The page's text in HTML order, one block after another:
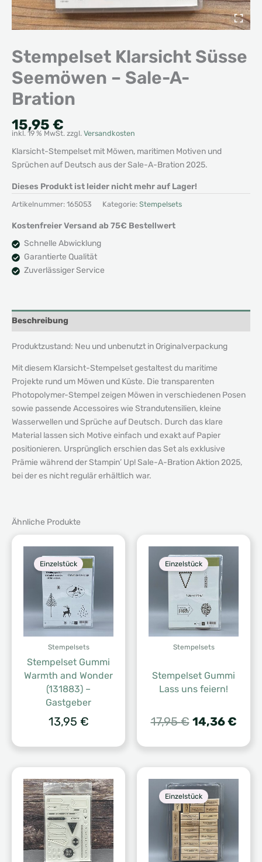
Stempelset Klarsicht Süsse
Seemöwen – Sale-A-
Bration
15,95 €
inkl. 19 % MwSt. zzgl. Versandkosten
Klarsicht-Stempelset mit Möwen, maritimen Motiven und
Sprüchen auf Deutsch aus der Sale-A-Bration 2025.
Dieses Produkt ist leider nicht mehr auf Lager!
Artikelnummer: 165053 Kategorie: Stempelsets
Kostenfreier Versand ab 75€ Bestellwert
Schnelle Abwicklung
Garantierte Qualität
Zuverlässiger Service
Beschreibung
Produktzustand: Neu und unbenutzt in Originalverpackung
Mit diesem Klarsicht-Stempelset gestaltest du maritime
Projekte rund um Möwen und Küste. Die transparenten
Photopolymer-Stempel zeigen Möwen in verschiedenen Posen
sowie passende Accessoires wie Strandutensilien, kleine
Wasserwellen und Sprüche auf Deutsch. Durch das klare
Material lassen sich Motive einfach und exakt auf Papier
positionieren. Ursprünglich erschien das Set als exklusive
Prämie während der Stampin’ Up! Sale-A-Bration Aktion 2025,
bei der es nicht regulär erhältlich war.
Ähnliche Produkte
Einzelstück
Stempelsets
Stempelset Gummi
Warmth and Wonder
(131883) –
Gastgeber
13,95 €
Einzelstück
Stempelsets
Stempelset Gummi
Lass uns feiern!
17,95€
war:
17,95 €
14,36€
ist:
Einzelstück